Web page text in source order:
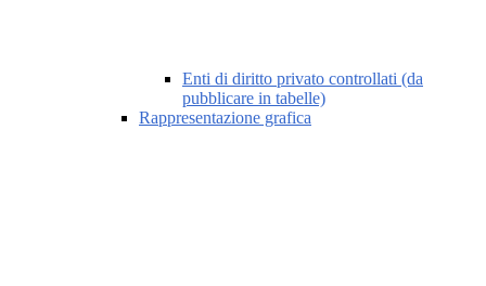
Enti di diritto privato controllati (da
pubblicare in tabelle)
Rappresentazione grafica